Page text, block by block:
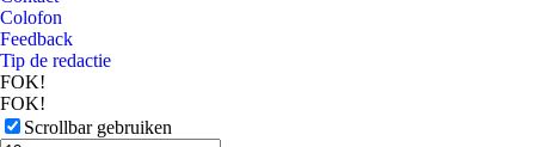
Colofon
Feedback
Tip de redactie
FOK!
FOK!
Scrollbar gebruiken